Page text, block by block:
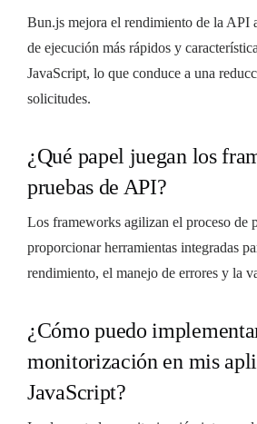
Bun.js mejora el rendimiento de la API
de ejecución más rápidos y
JavaScript, lo que conduce a una
solicitudes.
¿Qué papel juegan los
pruebas de API?
Los frameworks agilizan el proceso de
proporcionar herramientas integradas
rendimiento, el manejo de errores y la
¿Cómo puedo
monitorización en mis
JavaScript?